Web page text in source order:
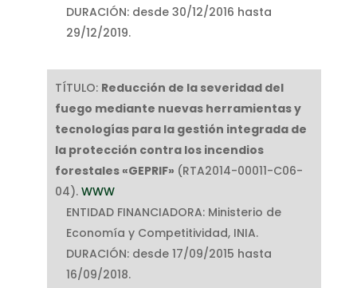
DURACIÓN: desde 30/12/2016 hasta
29/12/2019.
TÍTULO: Reducción de la severidad del
fuego mediante nuevas herramientas y
tecnologías para la gestión integrada de
la protección contra los incendios
forestales «GEPRIF» (RTA2014-00011-C06-
04). WWW
ENTIDAD FINANCIADORA: Ministerio de
Economía y Competitividad, INIA.
DURACIÓN: desde 17/09/2015 hasta
16/09/2018.